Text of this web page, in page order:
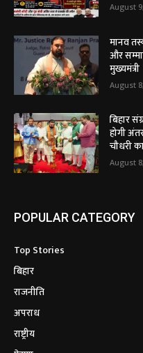
August
मानव
और
मुख्यमंत्री
August
बिहार
होगी
चौधरी
August
POPULAR CATEGORY
Top Stories
बिहार
राजनीति
अपराध
राष्ट्रीय